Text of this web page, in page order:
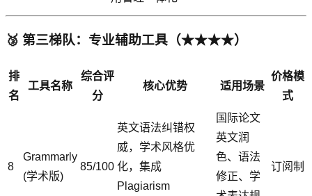
🥉 第三梯队：专业辅助工具（★★★★）
排
名
工具名称
综合评
分
核心优势 适用场景
价格模
式
8
Grammarly
(学术版)
85/100
英文语法纠错权
威，学术风格优
化，集成
Plagiarism
国际论文
英文润
色、语法
修正、学
订阅制